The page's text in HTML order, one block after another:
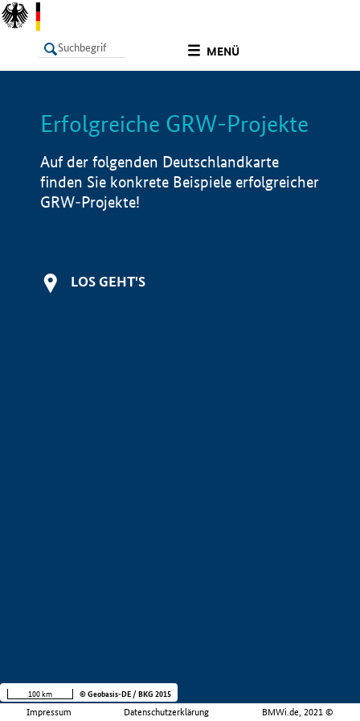
MENÜ
LISTE Info
Erfolgreiche GRW-Projekte
Auf der folgenden Deutschlandkarte
finden Sie konkrete Beispiele erfolgreicher
GRW-Projekte!
LOS GEHT'S
Impressum Datenschutzerklärung BMWi.de, 2021 ©
100 km © Geobasis-DE / BKG 2015